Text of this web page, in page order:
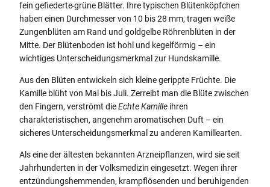
EDV / Einkauf / Forschung / Entwicklung
Vertrieb / Marketing / Wiss. Kommunikation
Registrierung / Zulassung / Med. Wissenschaften
Kontakt
Fachkreise
fein gefiedertegrüne Blätter. Ihre typischen Blütenköpfchen
haben einen Durchmesser von 10 bis 28 mm, tragen weiße
Zungenblüten am Rand und goldgelbe Röhrenblüten in der
Mitte. Der Blütenboden ist hohl und kegelförmig – ein
wichtiges Unterscheidungsmerkmal zur Hundskamille.
Aus den Blüten entwickeln sich kleine gerippte Früchte. Die
Kamille blüht von Mai bis Juli. Zerreibt man die Blüte zwischen
den Fingern, verströmt dieEchte Kamilleihren
charakteristischen, angenehm aromatischen Duft – ein
sicheres Unterscheidungsmerkmal zu anderen Kamillearten.
Als eine der ältesten bekannten Arzneipflanzen, wird sie seit
Jahrhunderten in der Volksmedizin eingesetzt. Wegen ihrer
entzündungshemmenden, krampflösenden und beruhigenden